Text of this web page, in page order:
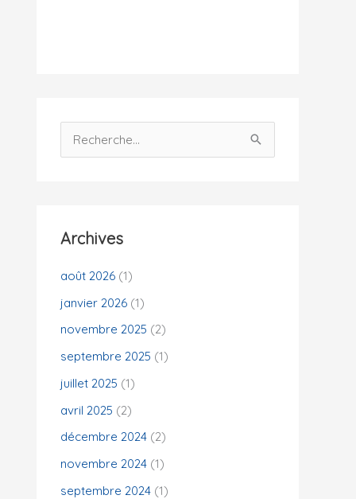
e
c
h
:
Archives
août 2026 (1)
janvier 2026 (1)
novembre 2025 (2)
septembre 2025 (1)
juillet 2025 (1)
avril 2025 (2)
décembre 2024 (2)
novembre 2024 (1)
septembre 2024 (1)